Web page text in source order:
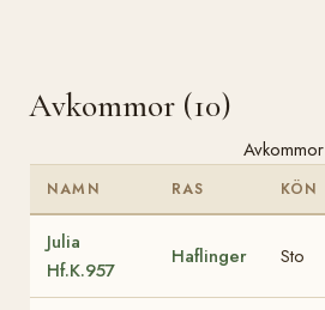
Avkommor (10)
Avkommor
NAMN RAS KÖN
Julia
Hf.K.957
Haflinger Sto